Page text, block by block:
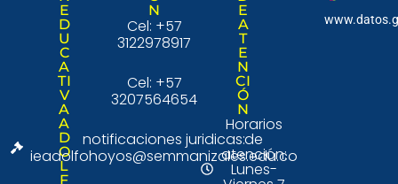
E
D
U
C
A
TI
V
A
A
D
O
L
F
N
Cel: +57
3122978917
Cel: +57
3207564654
notificaciones juridicas:
ieadolfohoyos@semmanizales.edu.co
E
A
T
E
N
CI
Ó
N
Horarios
de
atención:
Lunes-